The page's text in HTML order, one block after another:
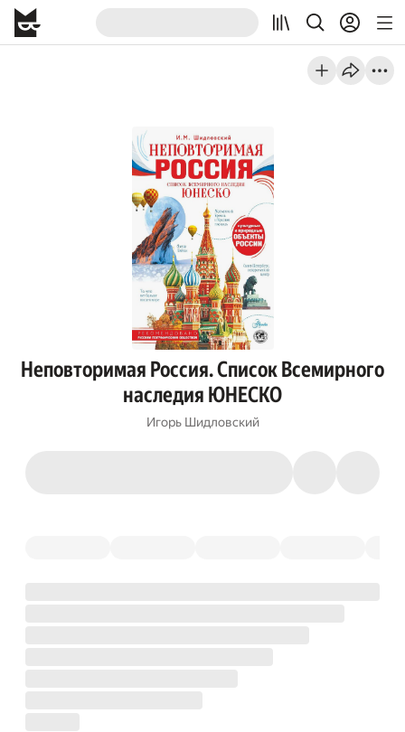
Неповторимая Россия. Список Всемирного
наследия ЮНЕСКО
Игорь Шидловский